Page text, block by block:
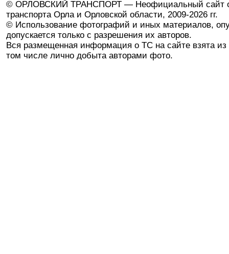
© ОРЛОВСКИЙ ТРАНСПОРТ — Неофициальный сайт
транспорта Орла и Орловской области, 2009-2026 гг.
© Использование фотографий и иных материалов,
допускается только с разрешения их авторов.
Вся размещенная информация о ТС на сайте взята из
том числе лично добыта авторами фото.